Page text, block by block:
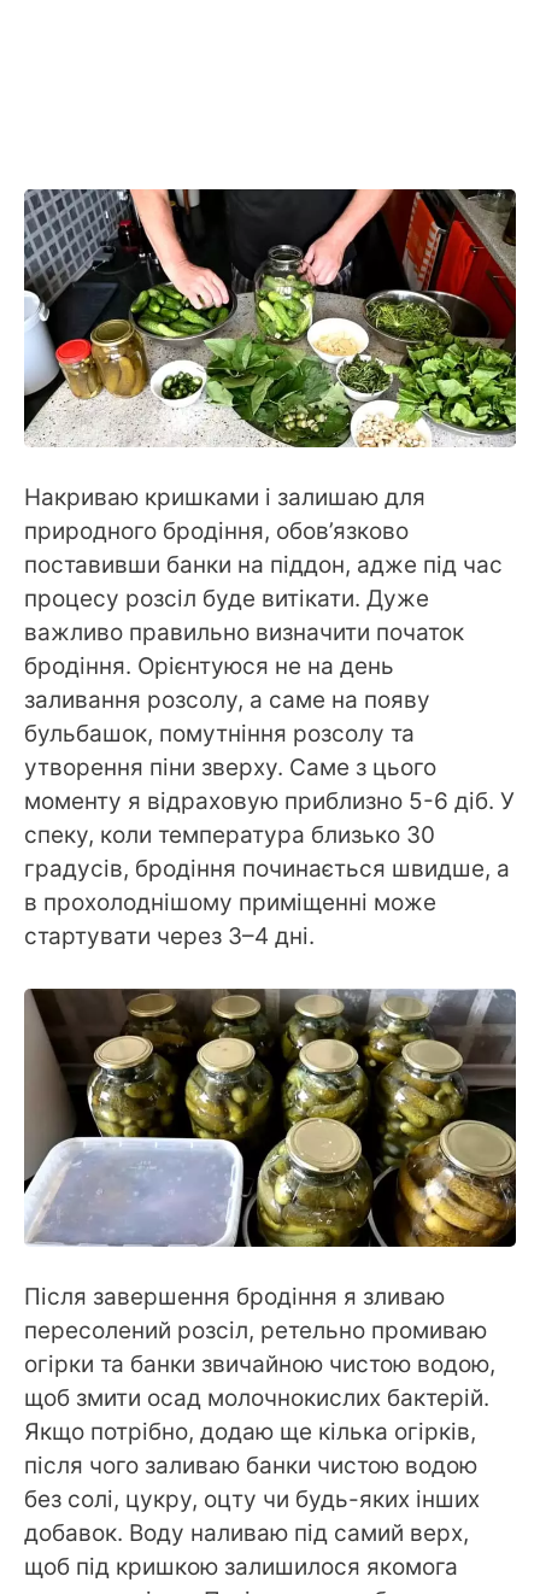
Накриваю кришками і залишаю для
природного бродіння, обов’язково
поставивши банки на піддон, адже під час
процесу розсіл буде витікати. Дуже
важливо правильно визначити початок
бродіння. Орієнтуюся не на день
заливання розсолу, а саме на появу
бульбашок, помутніння розсолу та
утворення піни зверху. Саме з цього
моменту я відраховую приблизно 5-6 діб. У
спеку, коли температура близько 30
градусів, бродіння починається швидше, а
в прохолоднішому приміщенні може
стартувати через 3–4 дні.
Після завершення бродіння я зливаю
пересолений розсіл, ретельно промиваю
огірки та банки звичайною чистою водою,
щоб змити осад молочнокислих бактерій.
Якщо потрібно, додаю ще кілька огірків,
після чого заливаю банки чистою водою
без солі, цукру, оцту чи будь-яких інших
добавок. Воду наливаю під самий верх,
щоб під кришкою залишилося якомога